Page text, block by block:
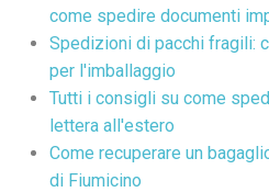
come spedire documenti
Spedizioni di pacchi fragili:
per l'imballaggio
Tutti i consigli su come
lettera all'estero
Come recuperare un
di Fiumicino